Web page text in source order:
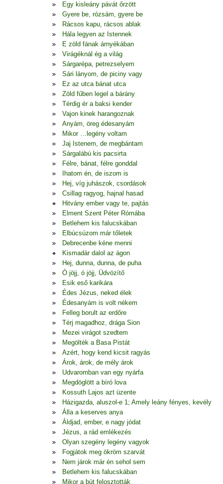
Egy kisleány pávát őrzött
Gyere be, rózsám, gyere be
Rácsos kapu, rácsos ablak
Hála legyen az Istennek
E zöld fának árnyékában
Virágéknál ég a világ
Sárgarépa, petrezselyem
Sári lányom, de piciny vagy
Ez az utca bánat utca
Zöld fűben legel a bárány
Térdig ér a baksi kender
Vajon kinek harangoznak
Anyám, öreg édesanyám
Mikor …legény voltam
Jaj Istenem, de megbántam
Sárgalábú kis pacsirta
Félre, bánat, félre gonddal
Ihatom én, de iszom is
Hej, víg juhászok, csordások
Csillag ragyog, hajnal hasad
Hitvány ember vagy te, pajtás
Elment Szent Péter Rómába
Betlehem kis falucskában
Elbúcsúzom már tőletek
Debrecenbe kéne menni
Kismadár dalol az ágon
Hej, dunna, dunna, de puha
Ó jöjj, ó jöjj, Üdvözítő
Esik eső karikára
Édes Jézus, neked élek
Édesanyám is volt nékem
Felleg borult az erdőre
Térj magadhoz, drága Sion
Mezei virágot szedtem
Megölték a Basa Pistát
Azért, hogy kend kicsit ragyás
Árok, árok, de mély árok
Udvaromban van egy nyárfa
Megdöglött a bíró lova
Kossuth Lajos azt üzente
Házigazda, aluszol-e 1; Amely leány fényes, kevély
Álla a keserves anya
Áldjad, ember, e nagy jódat
Jézus, a rád emlékezés
Olyan szegény legény vagyok
Fogjátok meg ökröm szarvát
Nem járok már én sehol sem
Betlehem kis falucskában
Mikor a bút felosztották